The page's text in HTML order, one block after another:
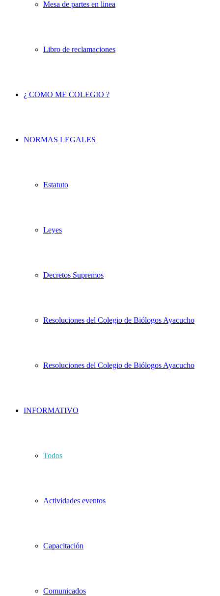
Mesa de partes en linea
Libro de reclamaciones
¿ COMO ME COLEGIO ?
NORMAS LEGALES
Estatuto
Leyes
Decretos Supremos
Resoluciones del Colegio de Biólogos Ayacucho
Resoluciones del Colegio de Biólogos Ayacucho
INFORMATIVO
Todos
Actividades eventos
Capacitación
Comunicados